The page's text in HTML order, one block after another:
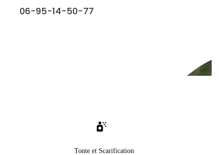
06-95-14-50-77
Tonte et Scarification